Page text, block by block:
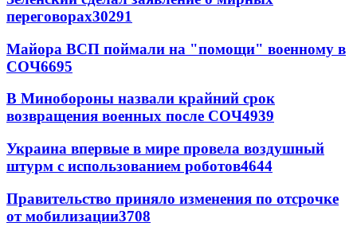
переговорах30291
Майора ВСП поймали на "помощи" военному в
СОЧ6695
В Минобороны назвали крайний срок
возвращения военных после СОЧ4939
Украина впервые в мире провела воздушный
штурм с использованием роботов4644
Правительство приняло изменения по отсрочке
от мобилизации3708